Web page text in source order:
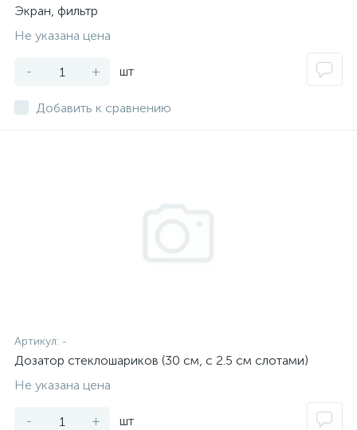
Экран, фильтр
Не указана цена
- + шт
Добавить к сравнению
Артикул: -
Дозатор стеклошариков (30 см, с 2.5 см слотами)
Не указана цена
- + шт